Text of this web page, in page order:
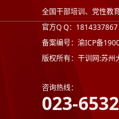
全国干部培训、党性教
官方Q Q：1814337867
备案编号：渝ICP备
版权所有：干训网:苏州
咨询热线：
023-